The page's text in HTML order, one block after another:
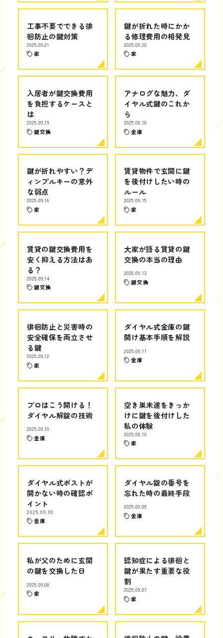
工事不要でできる徘
徊防止の鍵対策
2025.09.21
家
鍵が折れた時にかか
る修理費用の相発見
2025.09.20
家
入居者が鍵交換費用
を負担するケースと
は
2025.09.19
鍵交換
アナログな魅力、ダ
イヤル式鍵のこれか
ら
2025.09.16
金庫
鍵が折れやすい？デ
ィンプルキーの意外
な弱点
2025.09.16
家
賃貸物件で玄関に鍵
を後付けしたい時の
ルール
2025.09.15
家
賃貸の鍵交換費用を
安く抑える方法はあ
る？
2025.09.14
鍵交換
大家が語る賃貸の鍵
交換の本当の理由
2025.09.13
鍵交換
徘徊防止と災害時の
安全確保を両立させ
る鍵
2025.09.12
家
ダイヤル式金庫の鍵
開け基本手順を解説
2025.09.11
金庫
プロはこう開ける！
ダイヤル解錠の技術
2025.09.10
金庫
空き巣未遂をきっか
けに鍵を後付けした
私の体験
2025.09.10
家
ダイヤル式ポストが
開かない時の確認ポ
イント
2025.09.09
金庫
ダイヤル錠の番号を
忘れた時の最終手段
2025.09.09
金庫
私が父のために玄関
の鍵を交換した日
2025.09.08
家
認知症による徘徊と
鍵が果たす重要な役
割
2025.09.07
家